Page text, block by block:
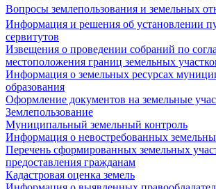
Вопросы землепользования и земельных
Информация и решения об установлении
сервитутов
Извещения о проведении собраний по
местоположения границ земельных
Информация о земельных ресурсах
образования
Оформление документов на земельные
Землепользование
Муниципальный земельный контроль
Информация о невостребованных
Перечень сформированных земельных
предоставления гражданам
Кадастровая оценка земель